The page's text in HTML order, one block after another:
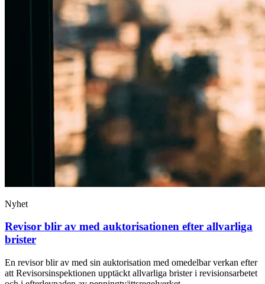
Nyhet
Revisor blir av med auktorisationen efter allvarliga
brister
En revisor blir av med sin auktorisation med omedelbar verkan efter
att Revisorsinspektionen upptäckt allvarliga brister i revisionsarbetet